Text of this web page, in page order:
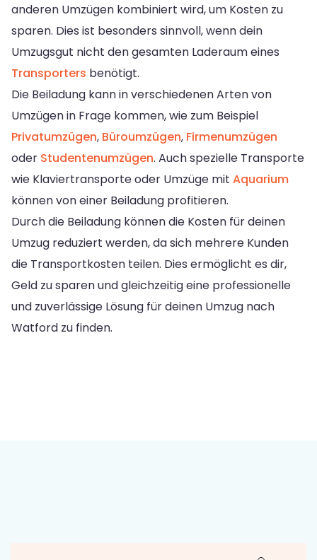
anderen Umzügen kombiniert wird, um Kosten zu
sparen. Dies ist besonders sinnvoll, wenn dein
Umzugsgut nicht den gesamten Laderaum eines
Transporters benötigt.
Die Beiladung kann in verschiedenen Arten von
Umzügen in Frage kommen, wie zum Beispiel
Privatumzügen, Büroumzügen, Firmenumzügen
oder Studentenumzügen. Auch spezielle Transporte
wie Klaviertransporte oder Umzüge mit Aquarium
können von einer Beiladung profitieren.
Durch die Beiladung können die Kosten für deinen
Umzug reduziert werden, da sich mehrere Kunden
die Transportkosten teilen. Dies ermöglicht es dir,
Geld zu sparen und gleichzeitig eine professionelle
und zuverlässige Lösung für deinen Umzug nach
Watford zu finden.